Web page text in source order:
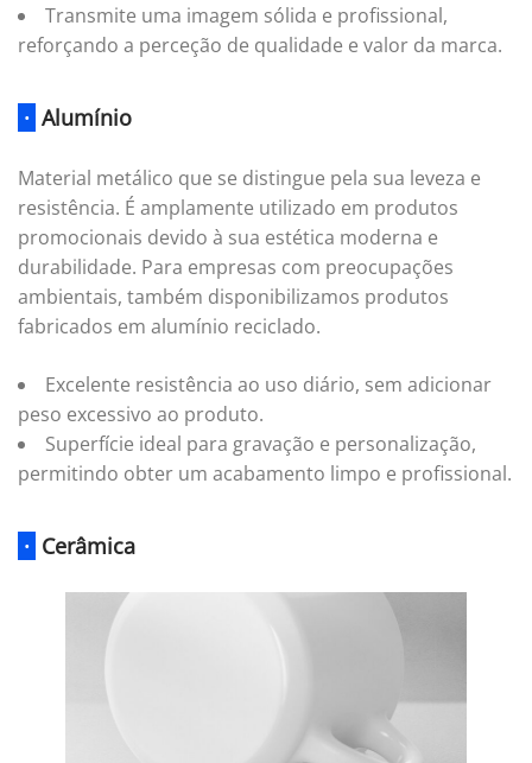
Transmite uma imagem sólida e profissional,
reforçando a perceção de qualidade e valor da marca.
· Alumínio
Material metálico que se distingue pela sua leveza e
resistência. É amplamente utilizado em produtos
promocionais devido à sua estética moderna e
durabilidade. Para empresas com preocupações
ambientais, também disponibilizamos produtos
fabricados em alumínio reciclado.
Excelente resistência ao uso diário, sem adicionar
peso excessivo ao produto.
Superfície ideal para gravação e personalização,
permitindo obter um acabamento limpo e profissional.
· Cerâmica